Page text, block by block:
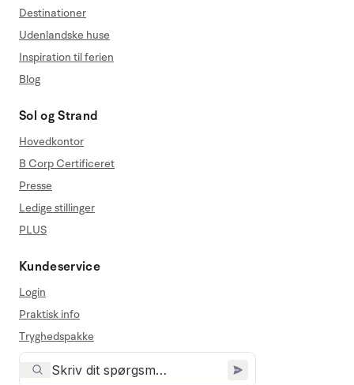
Destinationer
Udenlandske huse
Inspiration til ferien
Blog
Sol og Strand
Hovedkontor
B Corp Certificeret
Presse
Ledige stillinger
PLUS
Kundeservice
Login
Praktisk info
Tryghedspakke